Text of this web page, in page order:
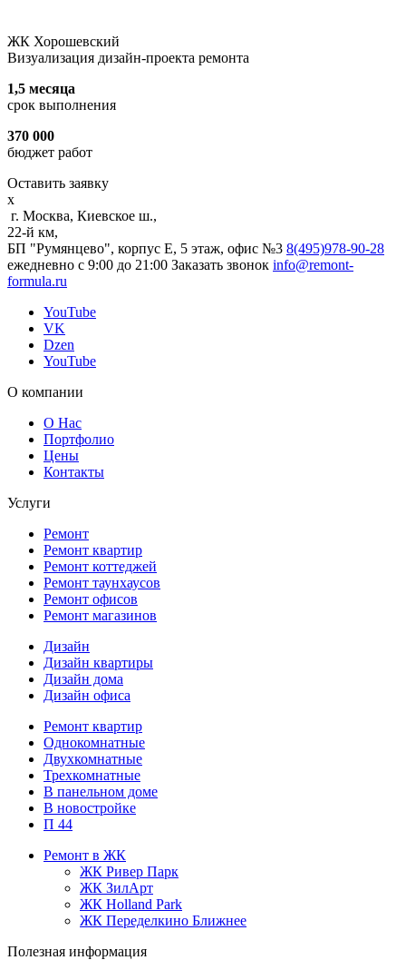
ЖК Хорошевский
Визуализация дизайн-проекта ремонта
1,5 месяца
срок выполнения
370 000
бюджет работ
Оставить заявку
x
г. Москва, Киевское ш.,
22-й км,
БП "Румянцево", корпус Е, 5 этаж, офис №3 8(495)978-90-28
ежедневно с 9:00 до 21:00 Заказать звонок info@remont-
formula.ru
YouTube
VK
Dzen
YouTube
О компании
О Нас
Портфолио
Цены
Контакты
Услуги
Ремонт
Ремонт квартир
Ремонт коттеджей
Ремонт таунхаусов
Ремонт офисов
Ремонт магазинов
Дизайн
Дизайн квартиры
Дизайн дома
Дизайн офиса
Ремонт квартир
Однокомнатные
Двухкомнатные
Трехкомнатные
В панельном доме
В новостройке
П 44
Ремонт в ЖК
ЖК Ривер Парк
ЖК ЗилАрт
ЖК Holland Park
ЖК Переделкино Ближнее
Полезная информация